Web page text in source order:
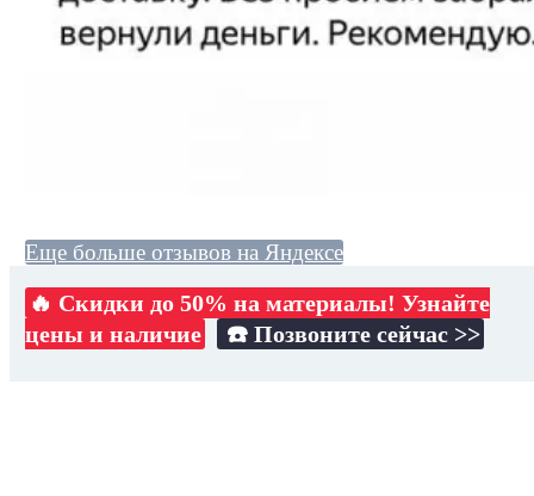
Еще больше отзывов на Яндексе
🔥 Скидки до 50% на материалы! Узнайте
цены и наличие
☎️ Позвоните сейчас >>